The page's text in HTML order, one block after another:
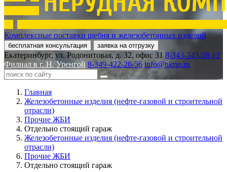
Комплексные поставки щебня и железобетонных изделий
бесплатная консультация заявка на отгрузку
Екатеринбург, ул. Родонитовая, д. 32, офис 31 8-343-243-58-13
Филиал в г. Н. Уренгой 8-349-422-26-56 info@nkrss.ru
Главная
Железобетонные изделия (нефте-газовой и строительной
отрасли)
Прочие ЖБИ
Отдельно стоящий гараж
Железобетонные изделия (нефте-газовой и строительной
отрасли)
Прочие ЖБИ
Отдельно стоящий гараж